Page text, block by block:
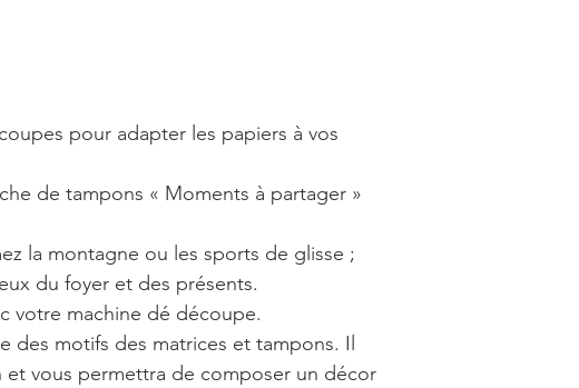
pour adapter les papiers à vos
de tampons « Moments à partager »
la montagne ou les sports de glisse ;
du foyer et des présents.
votre machine dé découpe.
des motifs des matrices et tampons. Il
vous permettra de composer un décor